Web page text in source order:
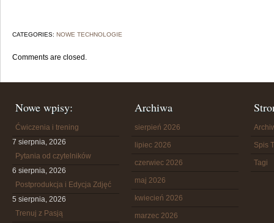
CATEGORIES: NOWE TECHNOLOGIE
Comments are closed.
Nowe wpisy:
Ćwiczenia i trening
7 sierpnia, 2026
Pytania od czytelników
6 sierpnia, 2026
Postprodukcja i Edycja Zdjęć
5 sierpnia, 2026
Trenuj z Pasją
Archiwa
sierpień 2026
lipiec 2026
czerwiec 2026
maj 2026
kwiecień 2026
marzec 2026
Spis
Tagi